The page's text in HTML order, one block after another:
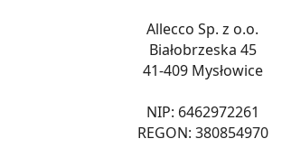
Allecco Sp. z o.o.
Białobrzeska 45
41-409 Mysłowice
NIP: 6462972261
REGON: 380854970